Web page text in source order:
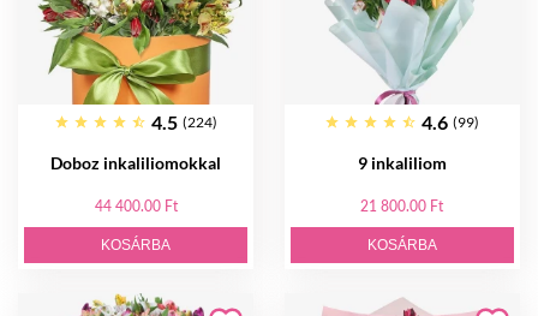
4.5 (224)
Doboz inkaliliomokkal
44 400.00 Ft
KOSÁRBA
4.6 (99)
9 inkaliliom
21 800.00 Ft
KOSÁRBA